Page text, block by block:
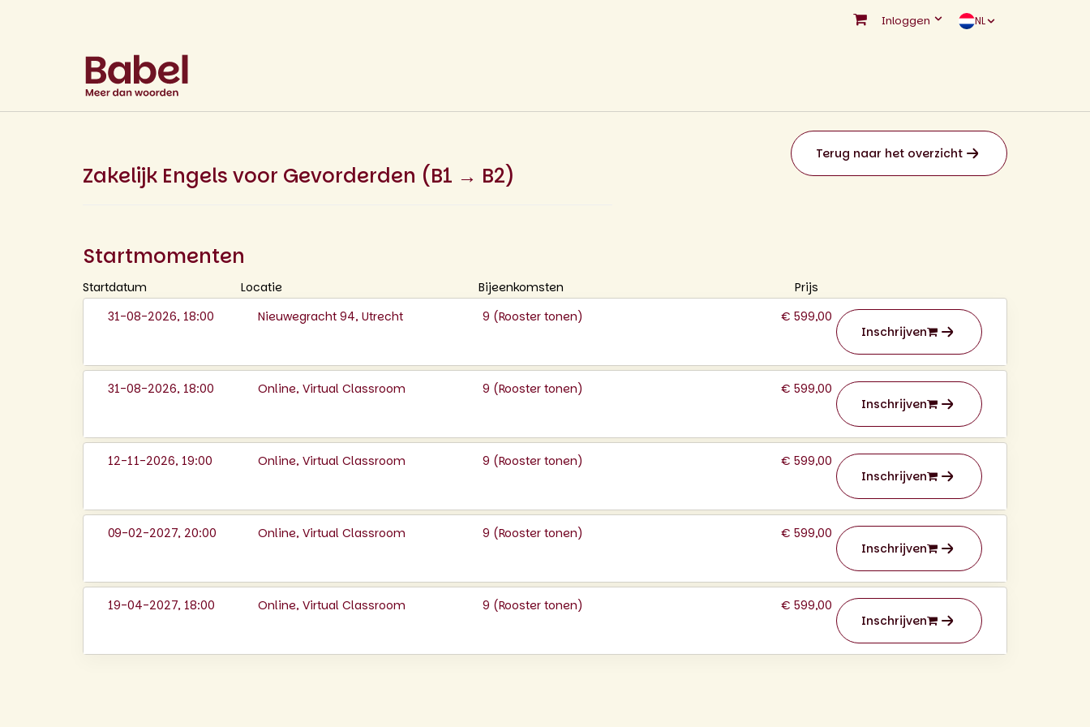
Inloggen NL
Zakelijk Engels voor Gevorderden (B1 → B2)
Terug naar het overzicht
Startmomenten
Startdatum Locatie Bijeenkomsten
Prijs
31-08-2026, 18:00
Nieuwegracht 94, Utrecht 9 (Rooster tonen)
€ 599,00
Inschrijven
31-08-2026, 18:00 Online, Virtual Classroom 9 (Rooster tonen)
€ 599,00
Inschrijven
12-11-2026, 19:00 Online, Virtual Classroom 9 (Rooster tonen)
€ 599,00
Inschrijven
09-02-2027, 20:00 Online, Virtual Classroom 9 (Rooster tonen)
€ 599,00
Inschrijven
19-04-2027, 18:00 Online, Virtual Classroom 9 (Rooster tonen)
€ 599,00
Inschrijven